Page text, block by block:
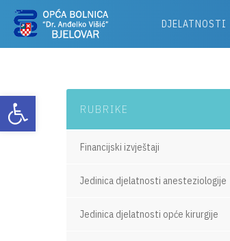
Otvori alatnu traku
DJELATNOSTI
RUBRIKE
Financijski izvještaji
Jedinica djelatnosti anesteziologije
Jedinica djelatnosti opće kirurgije